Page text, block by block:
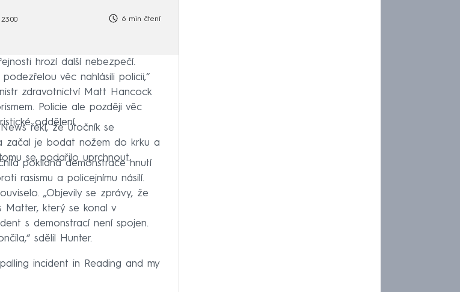
6 min čtení
hrozí další nebezpečí.
věc nahlásili policii,“
zdravotnictví Matt Hancock
Policie ale později věc
oddělení.
řekl, že útočník se
začal je bodat nožem do krku a
se podařilo uprchnout.
poklidná demonstrace hnutí
rasismu a policejnímu násilí.
„Objevily se zprávy, že
Matter, který se konal v
s demonstrací není spojen.
sdělil Hunter.
incident in Reading and my